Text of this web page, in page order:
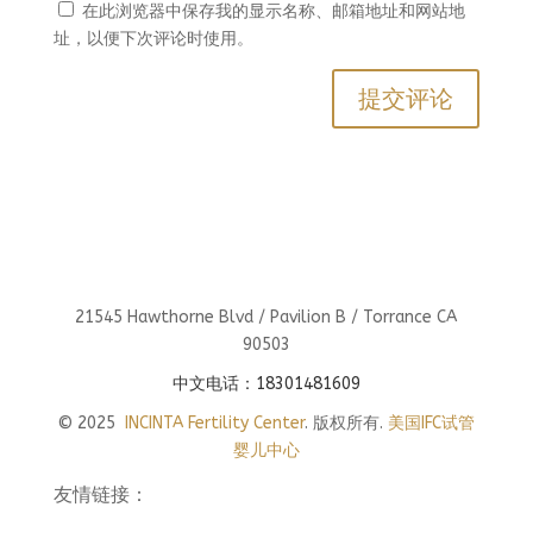
在此浏览器中保存我的显示名称、邮箱地址和网站地
址，以便下次评论时使用。
21545 Hawthorne Blvd / Pavilion B / Torrance CA
90503
中文电话：18301481609
© 2025
INCINTA Fertility Center. 版权所有. 美国IFC试管
婴儿中心
友情链接：